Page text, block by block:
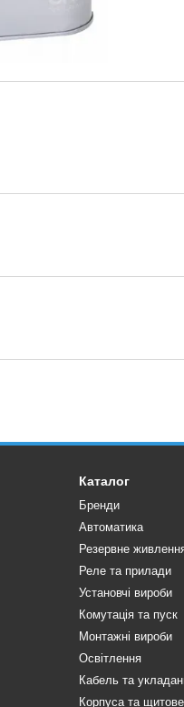
Каталог
Бренди
Автоматика
Резервне
Реле та прилади
Установчі вироби
Комутація та пуск
Монтажні вироби
Освітлення
Кабель та
Корпуса та щитове